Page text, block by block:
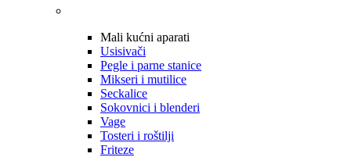
Mali kućni aparati
Usisivači
Pegle i parne stanice
Mikseri i mutilice
Seckalice
Sokovnici i blenderi
Vage
Tosteri i roštilji
Friteze